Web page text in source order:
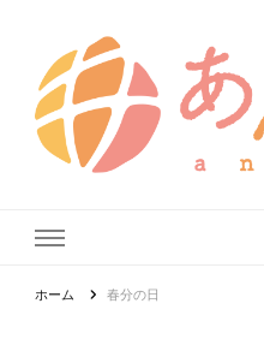
ホーム 春分の日